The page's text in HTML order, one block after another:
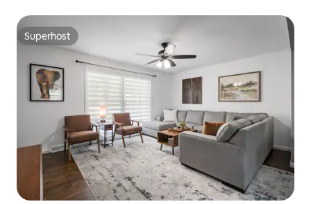
Superhost
Superhost